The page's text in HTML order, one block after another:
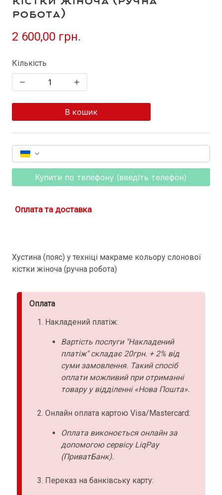
робота)
2 600,00 грн.
Кількість
В кошик
Купити по телефону (введіть телефон)
Оплата та доставка
Хустина (пояс) у техніці макраме кольору слонової
кістки жіноча (ручна робота)
Оплата
Накладений платіж:
Вартість послуги "Накладений
платіж" складає 20грн. + 2% від
суми замовлення. Такий спосіб
оплати можливий при отриманні
товару у відділенні «Нова Пошта».
Онлайн оплата картою Visa/Mastercard:
Оплата виконоється онлайн за
допомогою сервісу LiqPay
(ПриватБанк).
Переказ на банківську карту: